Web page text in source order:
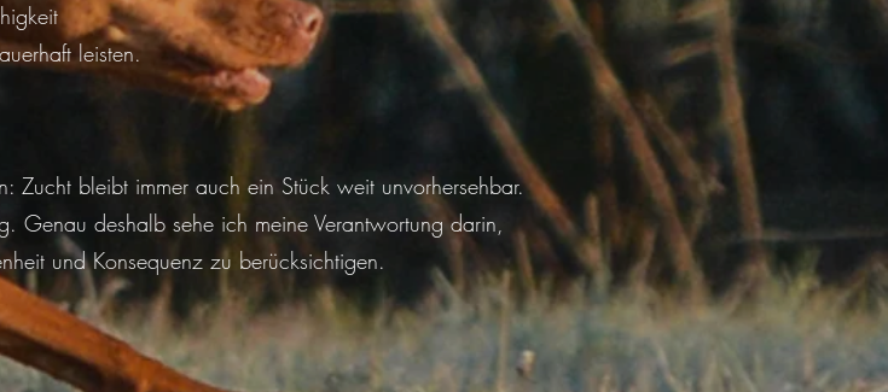
leisten.
Zucht bleibt immer auch ein Stück weit unvorhersehbar.
Genau deshalb sehe ich meine Verantwortung darin,
und Konsequenz zu berücksichtigen.